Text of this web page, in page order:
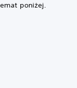
poniżej.